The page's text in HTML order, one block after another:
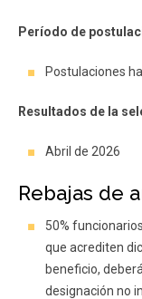
Período de
Postulaciones
Resultados de la
Abril de 2026
Rebajas de
50%
que acrediten
beneficio,
designación no